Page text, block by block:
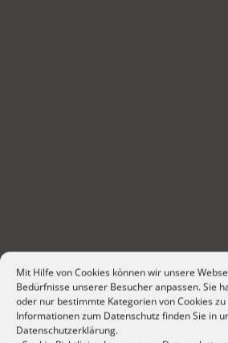
Mit Hilfe von Cookies können wir unsere
Bedürfnisse unserer Besucher anpassen. Sie
oder nur bestimmte Kategorien von Cookies
Informationen zum Datenschutz finden Sie in
Datenschutzerklärung.